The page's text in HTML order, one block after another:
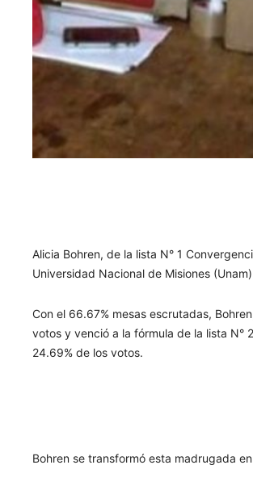
Alicia Bohren, de la lista N° 1
Universidad Nacional de Misiones
Con el 66.67% mesas escrutadas,
votos y venció a la fórmula de la lista N°
24.69% de los votos.
Bohren se transformó esta madrugada